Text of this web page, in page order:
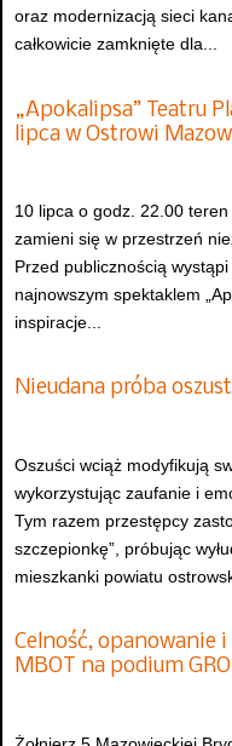
oraz modernizacją sieci
całkowicie zamknięte dla...
„Apokalipsa” Teatru
lipca w Ostrowi
10 lipca o godz. 22.00
zamieni się w przestrzeń
Przed publicznością
najnowszym spektaklem
inspiracje...
Nieudana próba
Oszuści wciąż modyfikują
wykorzystując zaufanie i
Tym razem przestępcy
szczepionkę”, próbując
mieszkanki powiatu
Celność, opanowanie
MBOT na podium